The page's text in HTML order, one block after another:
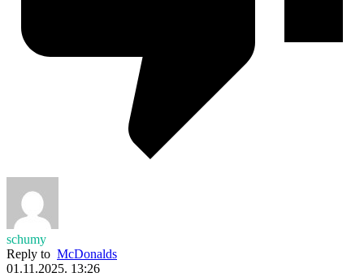
schumy
Reply to McDonalds
01.11.2025. 13:26